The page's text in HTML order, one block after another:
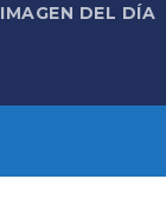
IMAGEN DEL DÍA